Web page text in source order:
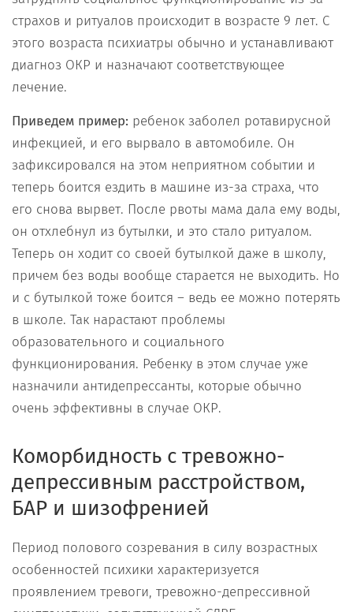
страхов и ритуалов происходит в возрасте 9 лет. С
этого возраста психиатры обычно и устанавливают
диагноз ОКР и назначают соответствующее
лечение.
Приведем пример: ребенок заболел ротавирусной
инфекцией, и его вырвало в автомобиле. Он
зафиксировался на этом неприятном событии и
теперь боится ездить в машине из-за страха, что
его снова вырвет. После рвоты мама дала ему воды,
он отхлебнул из бутылки, и это стало ритуалом.
Теперь он ходит со своей бутылкой даже в школу,
причем без воды вообще старается не выходить. Но
и с бутылкой тоже боится – ведь ее можно потерять
в школе. Так нарастают проблемы
образовательного и социального
функционирования. Ребенку в этом случае уже
назначили антидепрессанты, которые обычно
очень эффективны в случае ОКР.
Коморбидность с тревожно-
депрессивным расстройством,
БАР и шизофренией
Период полового созревания в силу возрастных
особенностей психики характеризуется
проявлением тревоги, тревожно-депрессивной